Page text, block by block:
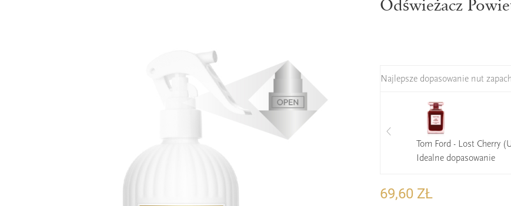
Odświeżacz
Najlepsze dopasowanie nut
Tom Ford - Lost Cherry
Idealne dopasowanie
69,60 ZŁ